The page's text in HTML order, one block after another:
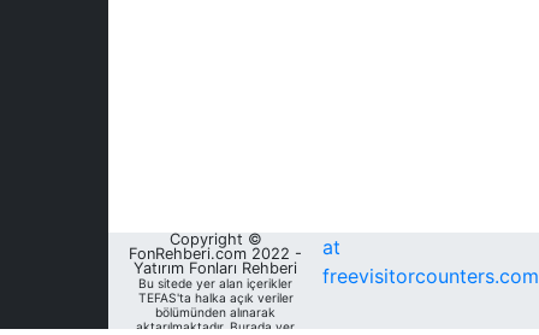
Copyright ©
FonRehberi.com 2022 -
Yatırım Fonları Rehberi
Bu sitede yer alan içerikler
TEFAS'ta halka açık veriler
bölümünden alınarak
aktarılmaktadır. Burada yer
at
freevisitorcounters.com